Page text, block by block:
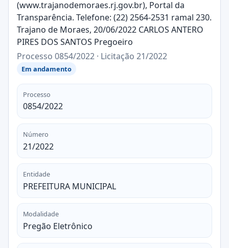
(www.trajanodemoraes.rj.gov.br), Portal da
Transparência. Telefone: (22) 2564-2531 ramal 230.
Trajano de Moraes, 20/06/2022 CARLOS ANTERO
PIRES DOS SANTOS Pregoeiro
Processo 0854/2022 · Licitação 21/2022
Em andamento
Processo
0854/2022
Número
21/2022
Entidade
PREFEITURA MUNICIPAL
Modalidade
Pregão Eletrônico